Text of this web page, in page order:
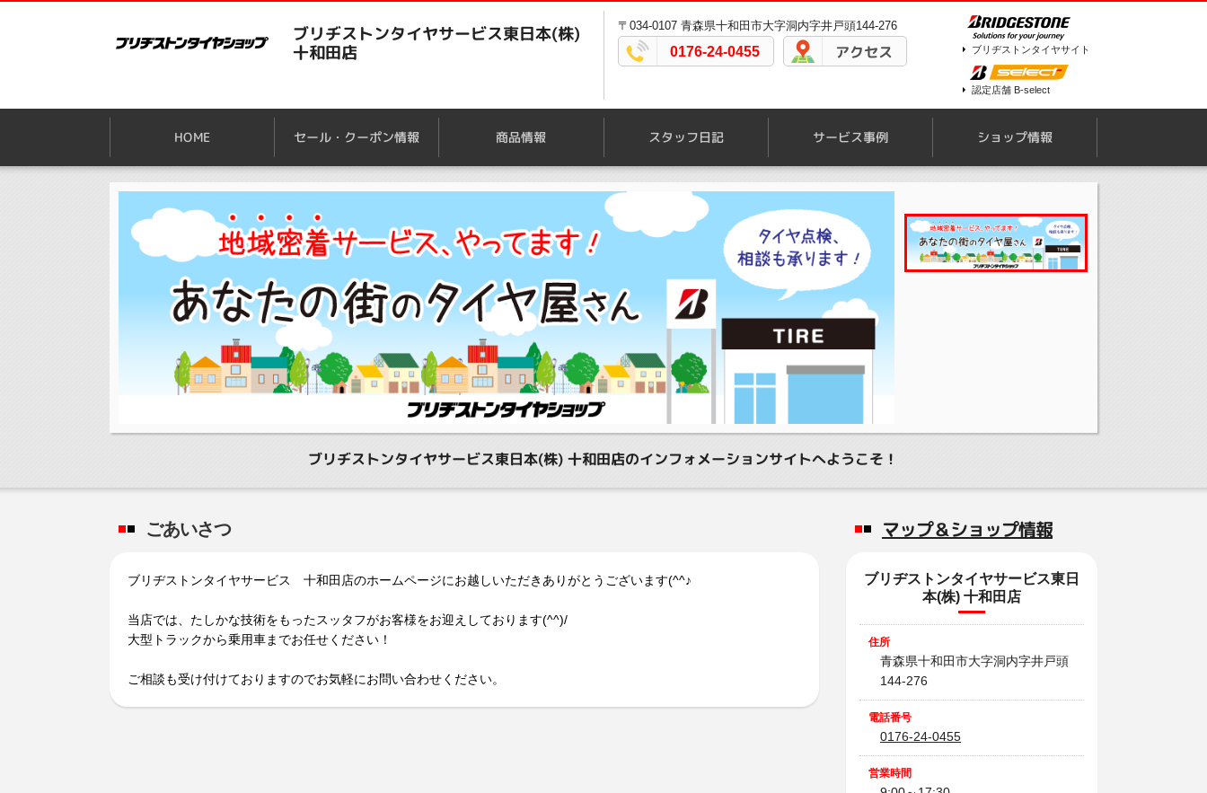
ブリヂストンタイヤサービス東日本(株)
十和田店
〒034-0107 青森県十和田市大字洞内字井戸頭144-276
0176-24-0455 アクセス ブリヂストンタイヤサイト
認定店舗 B-select
HOME セール・クーポン情報 商品情報 スタッフ日記 サービス事例 ショップ情報
ブリヂストンタイヤサービス東日本(株) 十和田店のインフォメーションサイトへようこそ！
ごあいさつ
ブリヂストンタイヤサービス 十和田店のホームページにお越しいただきありがとうございます(^^♪
当店では、たしかな技術をもったスッタフがお客様をお迎えしております(^^)/
大型トラックから乗用車までお任せください！
ご相談も受け付けておりますのでお気軽にお問い合わせください。
マップ＆ショップ情報
ブリヂストンタイヤサービス東日
本(株) 十和田店
住所
青森県十和田市大字洞内字井戸頭
144-276
電話番号
0176-24-0455
営業時間